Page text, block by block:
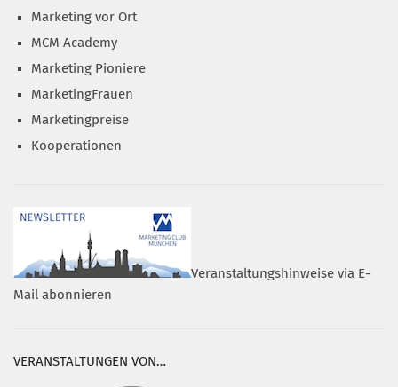
Marketing vor Ort
MCM Academy
Marketing Pioniere
MarketingFrauen
Marketingpreise
Kooperationen
Veranstaltungshinweise via E-
Mail abonnieren
VERANSTALTUNGEN VON…